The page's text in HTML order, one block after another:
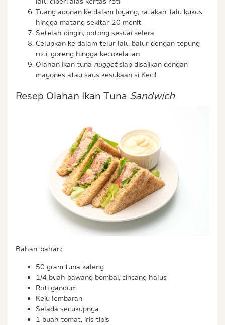
Tuang adonan ke dalam loyang, ratakan, lalu kukus
hingga matang sekitar 20 menit
Setelah dingin, potong sesuai selera
Celupkan ke dalam telur lalu balur dengan tepung
roti, goreng hingga kecokelatan
Olahan ikan tuna nuggetsiap disajikan dengan
mayones atau saus kesukaan si Kecil
Resep Olahan Ikan Tuna Sandwich
Bahan-bahan:
50 gram tuna kaleng
1/4 buah bawang bombai, cincang halus
Roti gandum
Keju lembaran
Selada secukupnya
1 buah tomat, iris tipis